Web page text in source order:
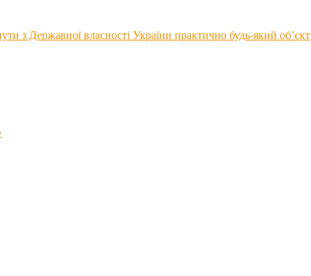
з Державної власності України практично будь-який об’єкт